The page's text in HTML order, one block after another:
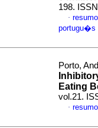
198.
·
portugu�s
Porto,
Eating
vol.21.
·